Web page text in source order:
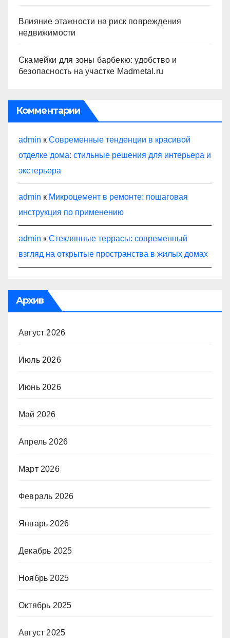
Влияние этажности на риск повреждения
недвижимости
Скамейки для зоны барбекю: удобство и
безопасность на участке Madmetal.ru
Комментарии
admin к Современные тенденции в красивой
отделке дома: стильные решения для интерьера и
экстерьера
admin к Микроцемент в ремонте: пошаговая
инструкция по применению
admin к Стеклянные террасы: современный
взгляд на открытые пространства в жилых домах
Архив
Август 2026
Июль 2026
Июнь 2026
Май 2026
Апрель 2026
Март 2026
Февраль 2026
Январь 2026
Декабрь 2025
Ноябрь 2025
Октябрь 2025
Август 2025